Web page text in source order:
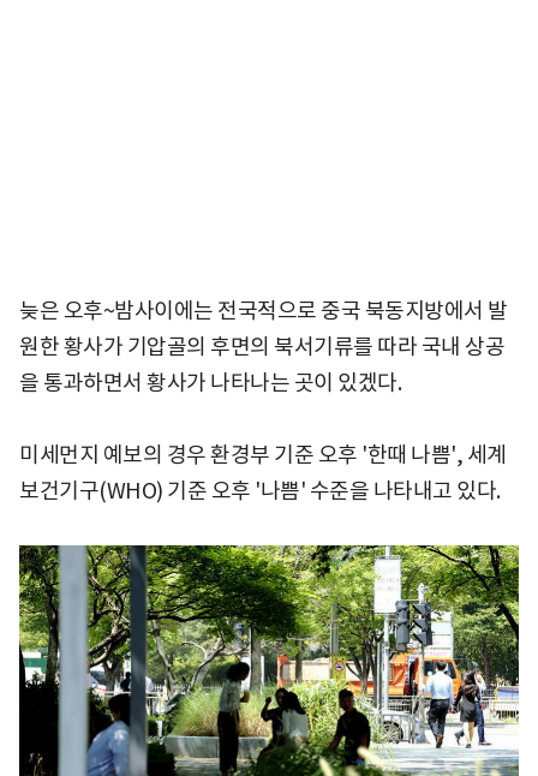
늦은 오후~밤사이에는 전국적으로 중국 북동지방에서 발
원한 황사가 기압골의 후면의 북서기류를 따라 국내 상공
을 통과하면서 황사가 나타나는 곳이 있겠다.
미세먼지 예보의 경우 환경부 기준 오후 '한때 나쁨', 세계
보건기구(WHO) 기준 오후 '나쁨' 수준을 나타내고 있다.